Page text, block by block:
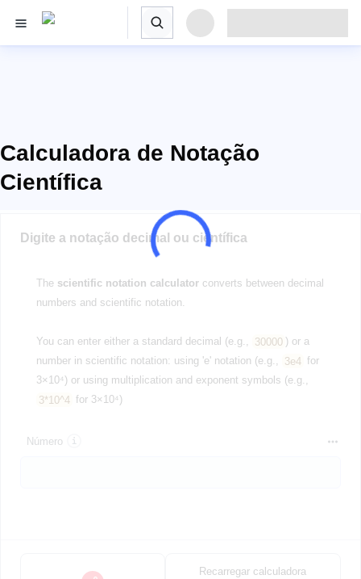
Calculadora de Notação
Científica
Digite a notação decimal ou científica
The scientific notation calculator converts between decimal
numbers and scientific notation.
You can enter either a standard decimal (e.g., 30000 ) or a
number in scientific notation: using 'e' notation (e.g.,
3e4 for
3×10⁴) or using multiplication and exponent symbols (e.g.,
3*10^4 for 3×10⁴)
Número
Recarregar calculadora